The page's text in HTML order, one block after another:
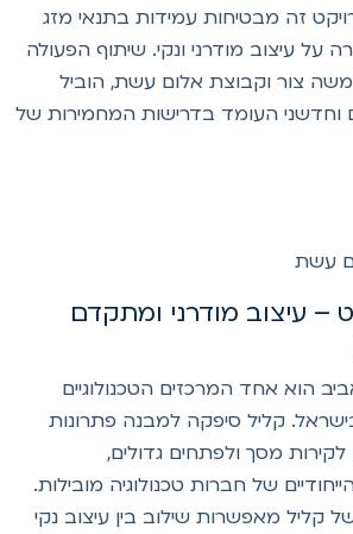
זה מבטיחות עמידות בתנאי מזג
עיצוב מודרני ונקי. שיתוף הפעולה
צור וקבוצת אלום עשת, הוביל
העומד בדרישות המחמירות של
– עיצוב מודרני ומתקדם
הוא אחד המרכזים הטכנולוגיים
קליל סיפקה למבנה פתרונות
מסך ולפתחים גדולים,
של חברות טכנולוגיה מובילות.
מאפשרות שילוב בין עיצוב נקי